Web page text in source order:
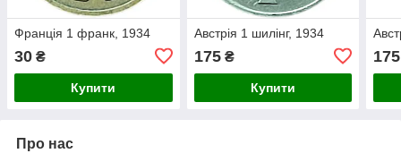
Франція 1 франк, 1934
30 ₴
Купити
Австрія 1 шилінг, 1934
175₴
Купити
175
Про нас